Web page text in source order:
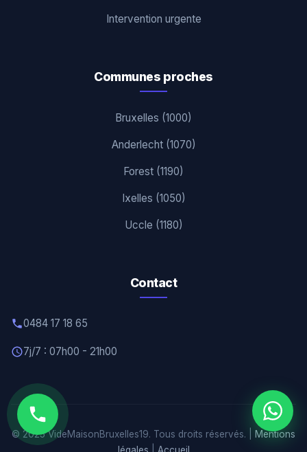
Intervention urgente
Communes proches
Bruxelles (1000)
Anderlecht (1070)
Forest (1190)
Ixelles (1050)
Uccle (1180)
Contact
0484 17 18 65
7j/7 : 07h00 - 21h00
© 2025 VideMaisonBruxelles19. Tous droits réservés. |
Mentions